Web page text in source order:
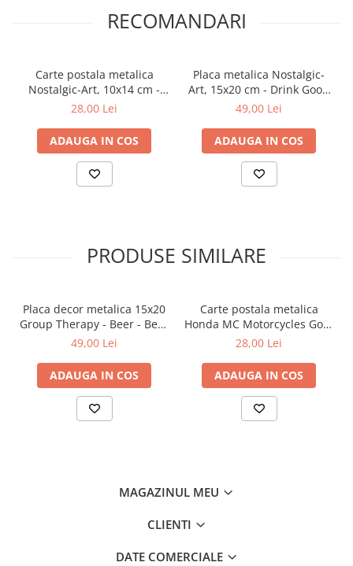
RECOMANDARI
Carte postala metalica
Nostalgic-Art, 10x14 cm -
Beer O' Clock - Timpul
28,00 Lei
ADAUGA IN COS
Placa metalica Nostalgic-
Art, 15x20 cm - Drink Good
Beer - Beti bere buna
49,00 Lei
ADAUGA IN COS
PRODUSE SIMILARE
Placa decor metalica 15x20
Group Therapy - Beer - Bere
- Terapie de grup
49,00 Lei
ADAUGA IN COS
Carte postala metalica
Honda MC Motorcycles Gold
- Sigla Honda Moto pe
28,00 Lei
ADAUGA IN COS
MAGAZINUL MEU
CLIENTI
DATE COMERCIALE